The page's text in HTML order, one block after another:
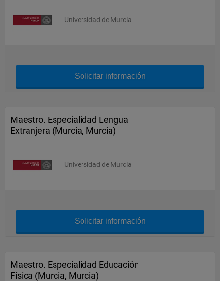
Universidad de Murcia
Solicitar información
Maestro. Especialidad Lengua
Extranjera (Murcia, Murcia)
Universidad de Murcia
Solicitar información
Maestro. Especialidad Educación
Física (Murcia, Murcia)